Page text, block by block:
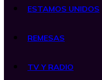
ESTAMOS UNIDOS
REMESAS
TV Y RADIO